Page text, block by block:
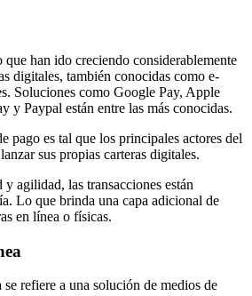
que han ido creciendo considerablemente
digitales, también conocidas como e-
Soluciones como Google Pay, Apple
y Paypal están entre las más conocidas.
pago es tal que los principales actores del
sus propias carteras digitales.
agilidad, las transacciones están
Lo que brinda una capa adicional de
en línea o físicas.
refiere a una solución de medios de